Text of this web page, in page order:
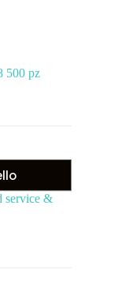
500 pz
service &